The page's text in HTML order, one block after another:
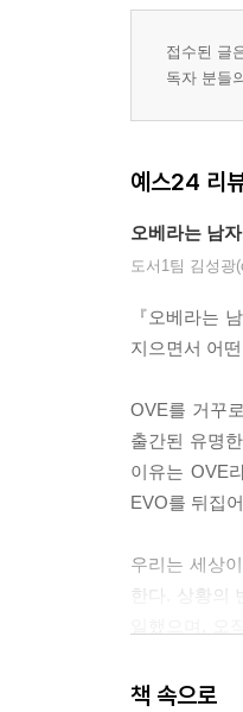
접수된 글
독자 분들
예스24 리
오베라는 남
도서1팀 김성광
『오베라는
지으면서 어
OVE를 거꾸
출간된 유명
이유는 OVE
EVO를 뒤집
우리는 세상
한다. 상황의
IT컨설턴트
책 속으로